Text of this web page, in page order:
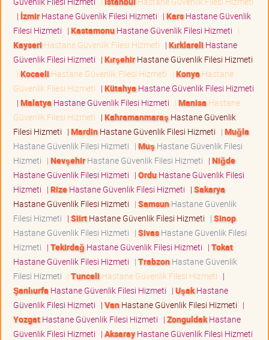
| İzmirHastane Güvenlik Filesi Hizmeti | KarsHastane Güvenlik
Filesi Hizmeti | KastamonuHastane Güvenlik Filesi Hizmeti |
Kayseri Hastane Güvenlik Filesi Hizmeti | Kırklareli Hastane
Güvenlik Filesi Hizmeti | KırşehirHastane Güvenlik Filesi Hizmeti
| Kocaeli Hastane Güvenlik Filesi Hizmeti | Konya Hastane
Güvenlik Filesi Hizmeti | Kütahya Hastane Güvenlik Filesi Hizmeti
| Malatya Hastane Güvenlik Filesi Hizmeti | Manisa Hastane
Güvenlik Filesi Hizmeti | Kahramanmaraş Hastane Güvenlik
Filesi Hizmeti | MardinHastane Güvenlik Filesi Hizmeti | Muğla
Hastane Güvenlik Filesi Hizmeti | Muş Hastane Güvenlik Filesi
Hizmeti | NevşehirHastane Güvenlik Filesi Hizmeti | Niğde
Hastane Güvenlik Filesi Hizmeti | OrduHastane Güvenlik Filesi
Hizmeti | RizeHastane Güvenlik Filesi Hizmeti | Sakarya
Hastane Güvenlik Filesi Hizmeti | SamsunHastane Güvenlik
Filesi Hizmeti | SiirtHastane Güvenlik Filesi Hizmeti | Sinop
Hastane Güvenlik Filesi Hizmeti | SivasHastane Güvenlik Filesi
Hizmeti | Tekirdağ Hastane Güvenlik Filesi Hizmeti | Tokat
Hastane Güvenlik Filesi Hizmeti | TrabzonHastane Güvenlik
Filesi Hizmeti | Tunceli Hastane Güvenlik Filesi Hizmeti |
Şanlıurfa Hastane Güvenlik Filesi Hizmeti | UşakHastane
Güvenlik Filesi Hizmeti | VanHastane Güvenlik Filesi Hizmeti |
YozgatHastane Güvenlik Filesi Hizmeti | ZonguldakHastane
Güvenlik Filesi Hizmeti | AksarayHastane Güvenlik Filesi Hizmeti